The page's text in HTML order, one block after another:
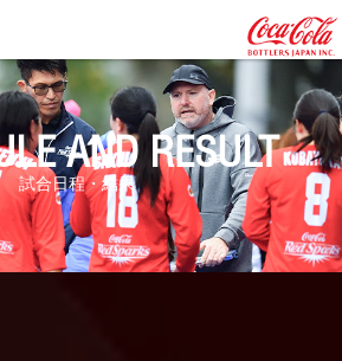
AND RESULT
試合日程・結果